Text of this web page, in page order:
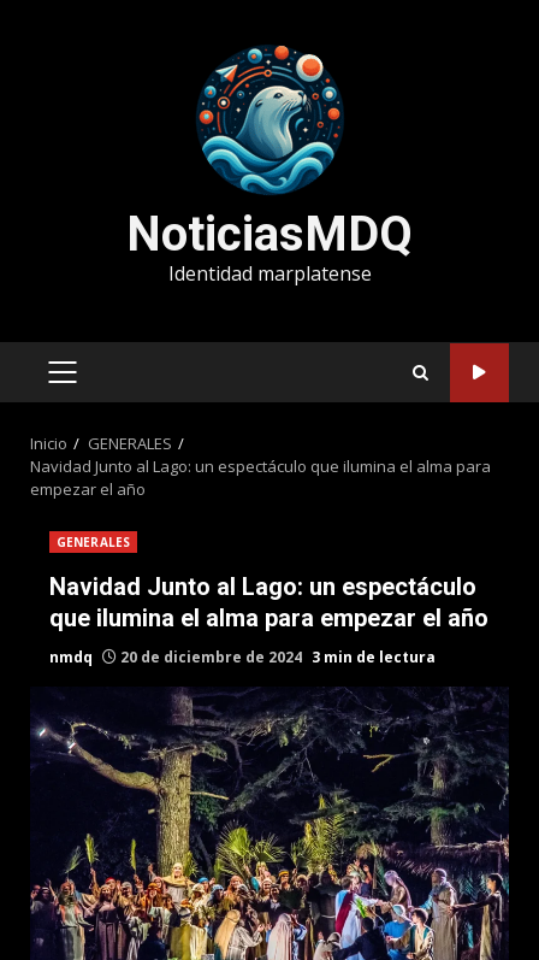
NoticiasMDQ
Identidad marplatense
MENÚ
Inicio
GENERALES
Navidad Junto al Lago: un espectáculo que ilumina el alma para
empezar el año
GENERALES
Navidad Junto al Lago: un espectáculo
que ilumina el alma para empezar el año
nmdq 20 de diciembre de 2024 3 min de lectura